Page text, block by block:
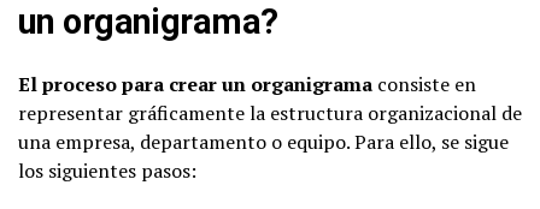
un organigrama?
El proceso para crear un organigrama consiste en
representar gráficamente la estructura organizacional de
una empresa, departamento o equipo. Para ello, se sigue
los siguientes pasos: